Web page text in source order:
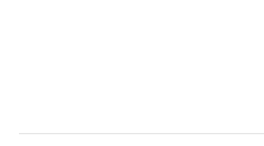
Phó Tổng Biên tập:Nguyễn Thị